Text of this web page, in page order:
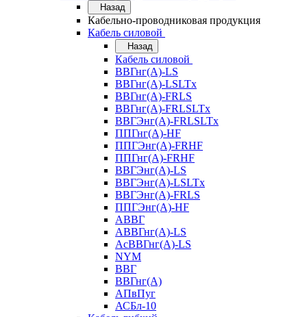
Назад
Кабельно-проводниковая продукция
Кабель силовой
Назад
Кабель силовой
ВВГнг(А)-LS
ВВГнг(А)-LSLTx
ВВГнг(А)-FRLS
ВВГнг(А)-FRLSLTx
ВВГЭнг(А)-FRLSLTx
ППГнг(А)-HF
ППГЭнг(А)-FRHF
ППГнг(А)-FRHF
ВВГЭнг(А)-LS
ВВГЭнг(А)-LSLTx
ВВГЭнг(А)-FRLS
ППГЭнг(А)-HF
АВВГ
АВВГнг(А)-LS
АсВВГнг(А)-LS
NYM
ВВГ
ВВГнг(А)
АПвПуг
АСБл-10